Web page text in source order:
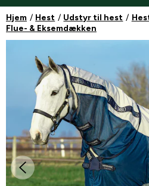
Hjem Hest Udstyr til hest
Flue- & Eksemdækken